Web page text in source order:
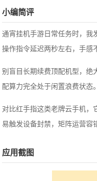
小编简评
通宵挂机手游日常任务时，我
操作指令延迟两秒左右，手感
别盲目长期续费顶配机型，绝
配算力完全处于闲置浪费状态。
对比红手指这类老牌云手机，
易触发设备封禁，矩阵运营容
应用截图